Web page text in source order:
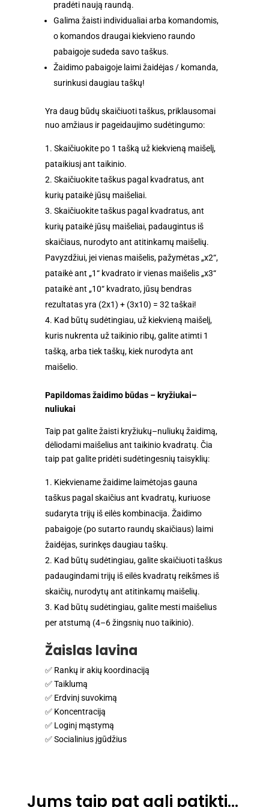
pradėti naują raundą.
Galima žaisti individualiai arba komandomis,
o komandos draugai kiekvieno raundo
pabaigoje sudeda savo taškus.
Žaidimo pabaigoje laimi žaidėjas / komanda,
surinkusi daugiau taškų!
Yra daug būdų skaičiuoti taškus, priklausomai
nuo amžiaus ir pageidaujimo sudėtingumo:
Skaičiuokite po 1 tašką už kiekvieną maišelį,
pataikiusį ant taikinio.
Skaičiuokite taškus pagal kvadratus, ant
kurių pataikė jūsų maišeliai.
Skaičiuokite taškus pagal kvadratus, ant
kurių pataikė jūsų maišeliai, padaugintus iš
skaičiaus, nurodyto ant atitinkamų maišelių.
Pavyzdžiui, jei vienas maišelis, pažymėtas „x2“,
pataikė ant „1“ kvadrato ir vienas maišelis „x3“
pataikė ant „10“ kvadrato, jūsų bendras
rezultatas yra (2x1) + (3x10) = 32 taškai!
Kad būtų sudėtingiau, už kiekvieną maišelį,
kuris nukrenta už taikinio ribų, galite atimti 1
tašką, arba tiek taškų, kiek nurodyta ant
maišelio.
Papildomas žaidimo būdas – kryžiukai–
nuliukai
Taip pat galite žaisti kryžiukų–nuliukų žaidimą,
dėliodami maišelius ant taikinio kvadratų. Čia
taip pat galite pridėti sudėtingesnių taisyklių:
Kiekviename žaidime laimėtojas gauna
taškus pagal skaičius ant kvadratų, kuriuose
sudaryta trijų iš eilės kombinacija. Žaidimo
pabaigoje (po sutarto raundų skaičiaus) laimi
žaidėjas, surinkęs daugiau taškų.
Kad būtų sudėtingiau, galite skaičiuoti taškus
padaugindami trijų iš eilės kvadratų reikšmes iš
skaičių, nurodytų ant atitinkamų maišelių.
Kad būtų sudėtingiau, galite mesti maišelius
per atstumą (4–6 žingsnių nuo taikinio).
Žaislas lavina
✅ Rankų ir akių koordinaciją
✅ Taiklumą
✅ Erdvinį suvokimą
✅ Koncentraciją
✅ Loginį mąstymą
✅ Socialinius įgūdžius
Jums taip pat gali patikti…